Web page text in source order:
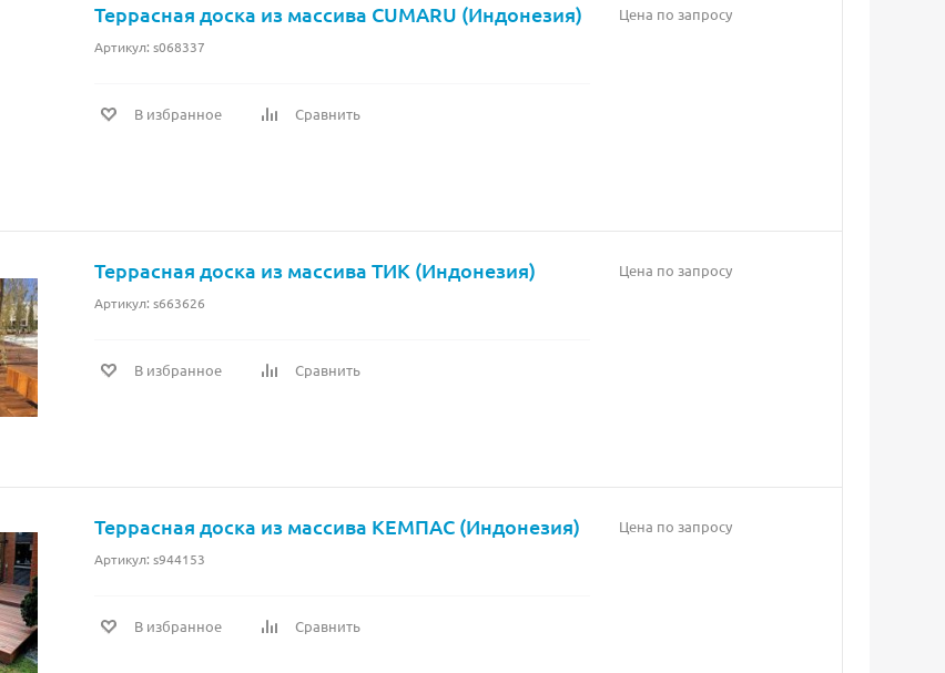
Террасная доска из массива CUMARU (Индонезия)
Артикул: s068337
В избранное Сравнить
Цена по запросу
Террасная доска из массива ТИК (Индонезия)
Артикул: s663626
В избранное Сравнить
Цена по запросу
Террасная доска из массива КЕМПАС (Индонезия)
Артикул: s944153
В избранное Сравнить
Цена по запросу